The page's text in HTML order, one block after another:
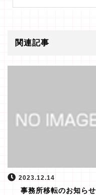
関連記事
2023.12.14
事務所移転のお知らせ